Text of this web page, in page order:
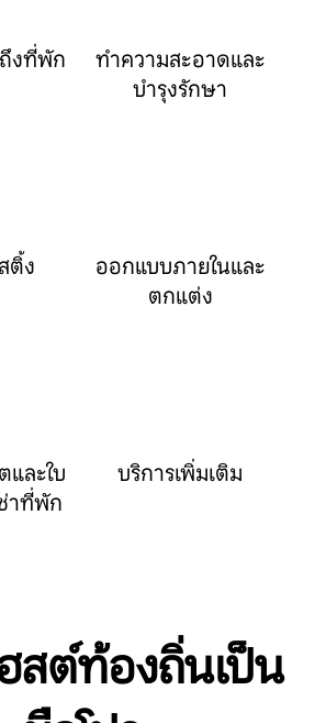
งที่พัก
ทำความสะอาดและ
บำรุงรักษา
ติ้ง
ออกแบบภายในและ
ตกแต่ง
ละใบ
าที่พัก
บริการเพิ่มเติม
สต์ท้องถิ่นเป็น